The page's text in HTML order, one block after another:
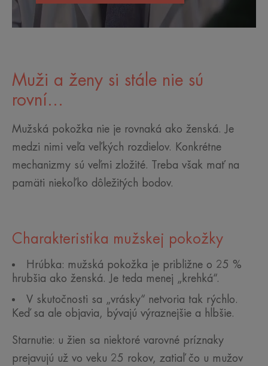
Muži a ženy si stále nie sú
rovní...
Mužská pokožka nie je rovnaká ako ženská. Je
medzi nimi veľa veľkých rozdielov. Konkrétne
mechanizmy sú veľmi zložité. Treba však mať na
pamäti niekoľko dôležitých bodov.
Charakteristika mužskej pokožky
Hrúbka: mužská pokožka je približne o 25 %
hrubšia ako ženská. Je teda menej „krehká“.
V skutočnosti sa „vrásky“ netvoria tak rýchlo.
Keď sa ale objavia, bývajú výraznejšie a hlbšie.
Starnutie: u žien sa niektoré varovné príznaky
prejavujú už vo veku 25 rokov, zatiaľ čo u mužov